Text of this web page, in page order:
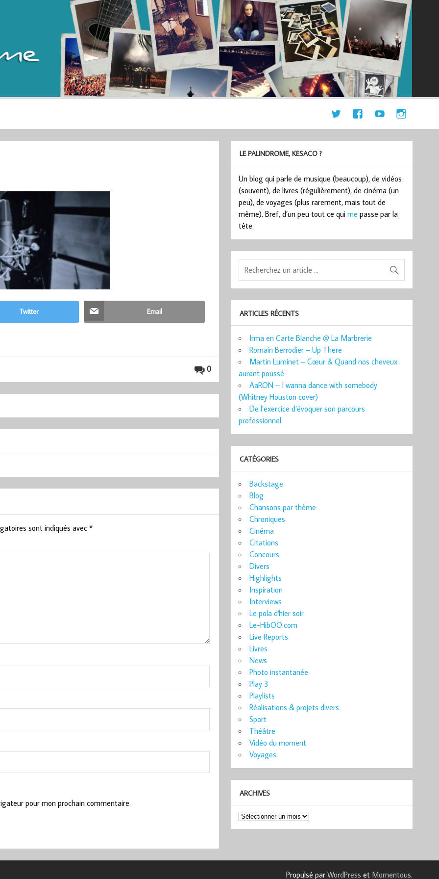
Twitter Email
0
sont indiqués avec *
pour mon prochain commentaire.
LE PALINDROME, KESACO ?
Un blog qui parle de musique (beaucoup), de vidéos
(souvent), de livres (régulièrement), de cinéma (un
peu), de voyages (plus rarement, mais tout de
même). Bref, d’un peu tout ce quime passe par la
tête.
ARTICLES RÉCENTS
Irma en Carte Blanche @ La Marbrerie
Romain Berrodier – Up There
Martin Luminet – Cœur & Quand nos cheveux
auront poussé
AaRON – I wanna dance with somebody
(Whitney Houston cover)
De l’exercice d’évoquer son parcours
professionnel
CATÉGORIES
Backstage
Blog
Chansons par thème
Chroniques
Cinéma
Citations
Concours
Divers
Highlights
Inspiration
Interviews
Le pola d'hier soir
Le-HibOO.com
Live Reports
Livres
News
Photo instantanée
Play 3
Playlists
Réalisations & projets divers
Sport
Théâtre
Vidéo du moment
Voyages
ARCHIVES
Archives
Propulsé parWordPress et Momentous.